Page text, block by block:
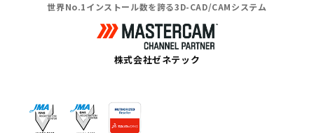
世界No.1インストール数を誇る3D-CAD/CAMシステム
株式会社ゼネテック